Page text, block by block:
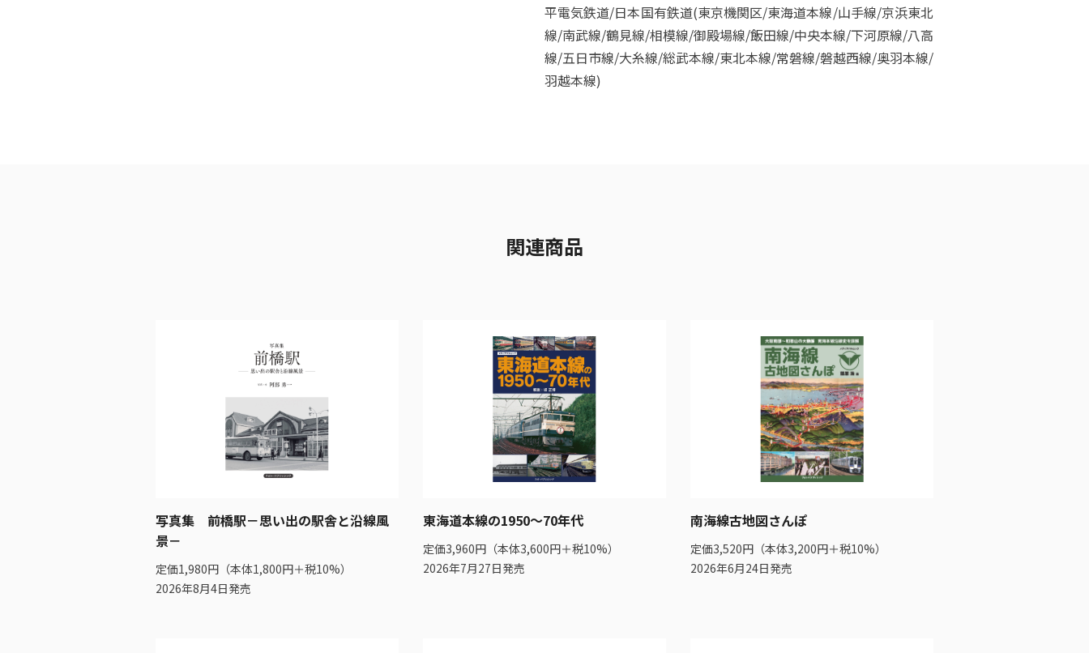
平電気鉄道/日本国有鉄道(東京機関区/東海道本線/山手線/京浜東北
線/南武線/鶴見線/相模線/御殿場線/飯田線/中央本線/下河原線/八高
線/五日市線/大糸線/総武本線/東北本線/常磐線/磐越西線/奥羽本線/
羽越本線)
関連商品
写真集 前橋駅－思い出の駅舎と沿線風
景－
定価1,980円（本体1,800円＋税10%）
2026年8月4日発売
東海道本線の1950～70年代
定価3,960円（本体3,600円＋税10%）
2026年7月27日発売
南海線古地図さんぽ
定価3,520円（本体3,200円＋税10%）
2026年6月24日発売